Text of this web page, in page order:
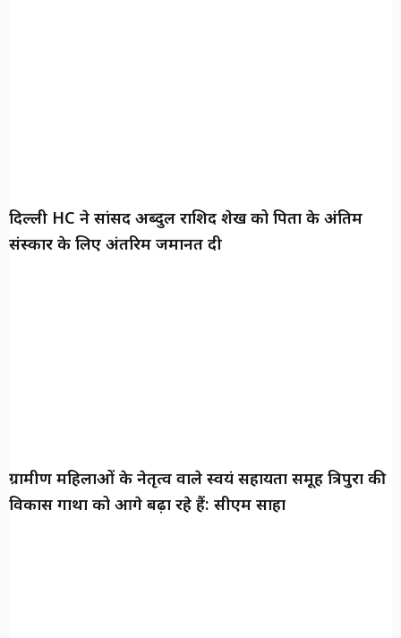
दिल्ली HC ने सांसद अब्दुल राशिद शेख को पिता के अंतिम
संस्कार के लिए अंतरिम जमानत दी
ग्रामीण महिलाओं के नेतृत्व वाले स्वयं सहायता समूह त्रिपुरा की
विकास गाथा को आगे बढ़ा रहे हैं: सीएम साहा